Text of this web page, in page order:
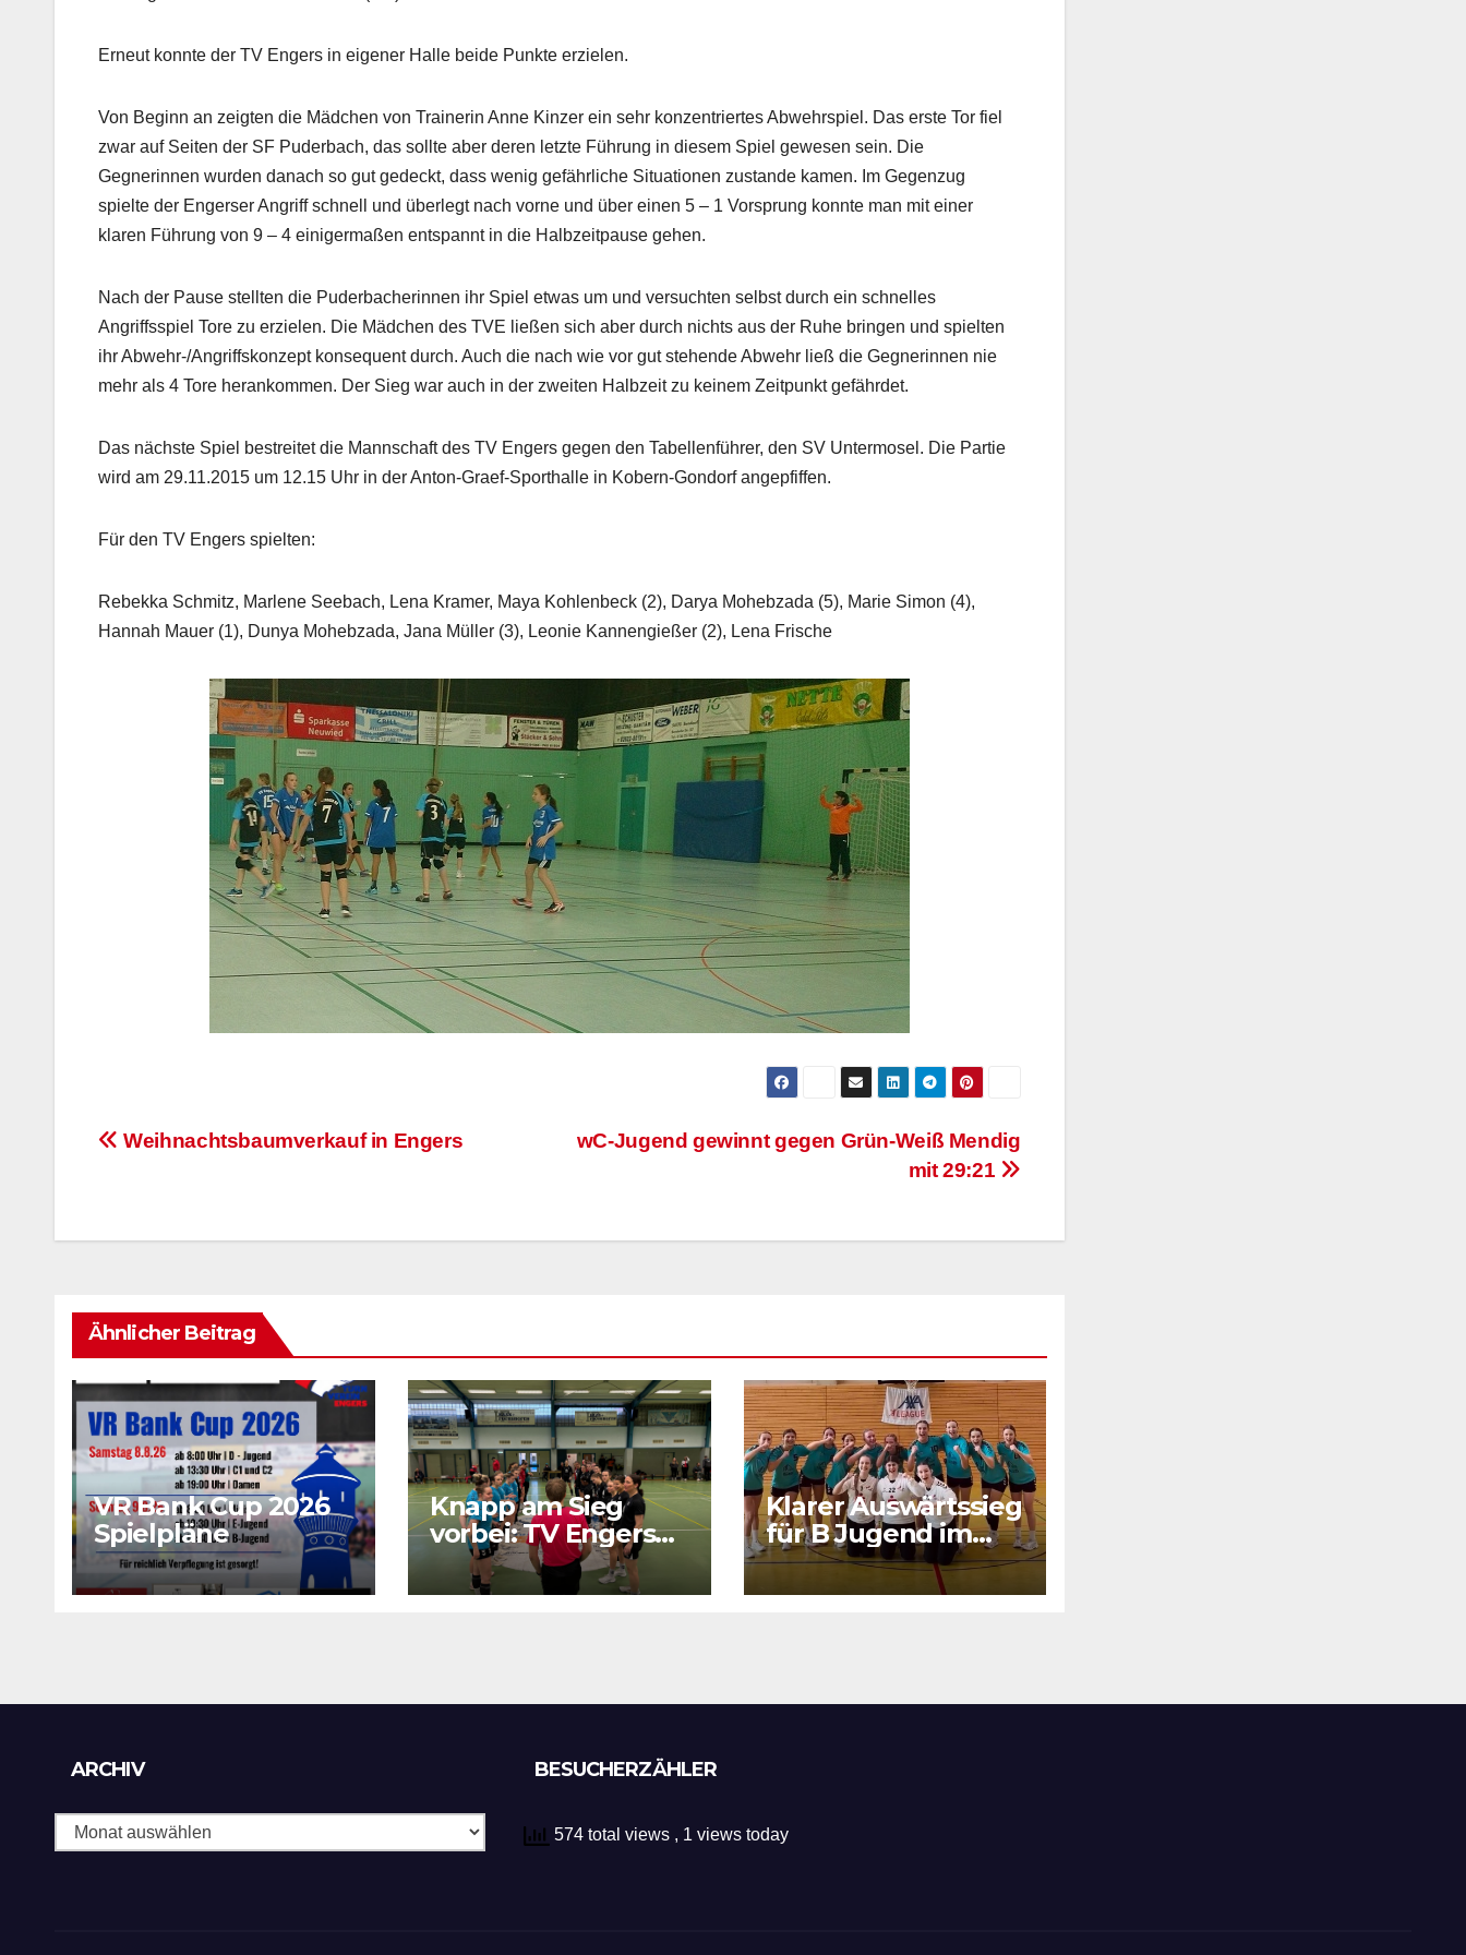
Erneut konnte der TV Engers in eigener Halle beide Punkte erzielen.
Von Beginn an zeigten die Mädchen von Trainerin Anne Kinzer ein sehr konzentriertes Abwehrspiel. Das erste Tor fiel
zwar auf Seiten der SF Puderbach, das sollte aber deren letzte Führung in diesem Spiel gewesen sein. Die
Gegnerinnen wurden danach so gut gedeckt, dass wenig gefährliche Situationen zustande kamen. Im Gegenzug
spielte der Engerser Angriff schnell und überlegt nach vorne und über einen 5 – 1 Vorsprung konnte man mit einer
klaren Führung von 9 – 4 einigermaßen entspannt in die Halbzeitpause gehen.
Nach der Pause stellten die Puderbacherinnen ihr Spiel etwas um und versuchten selbst durch ein schnelles
Angriffsspiel Tore zu erzielen. Die Mädchen des TVE ließen sich aber durch nichts aus der Ruhe bringen und spielten
ihr Abwehr-/Angriffskonzept konsequent durch. Auch die nach wie vor gut stehende Abwehr ließ die Gegnerinnen nie
mehr als 4 Tore herankommen. Der Sieg war auch in der zweiten Halbzeit zu keinem Zeitpunkt gefährdet.
Das nächste Spiel bestreitet die Mannschaft des TV Engers gegen den Tabellenführer, den SV Untermosel. Die Partie
wird am 29.11.2015 um 12.15 Uhr in der Anton-Graef-Sporthalle in Kobern-Gondorf angepfiffen.
Für den TV Engers spielten:
Rebekka Schmitz, Marlene Seebach, Lena Kramer, Maya Kohlenbeck (2), Darya Mohebzada (5), Marie Simon (4),
Hannah Mauer (1), Dunya Mohebzada, Jana Müller (3), Leonie Kannengießer (2), Lena Frische
Beitragsnavigation
wC-Jugend gewinnt gegen Grün-Weiß Mendig
mit 29:21
Weihnachtsbaumverkauf in Engers
Ähnlicher Beitrag
VR Bank Cup 2026
Spielpläne
Knapp am Sieg
vorbei: TV Engers
sichert sich
wichtigen Punkt
Klarer Auswärtssieg
für B Jugend im
RPS Auswärtsspiel
in Luxenburg
ARCHIV BESUCHERZÄHLER
574 total views , 1 views today